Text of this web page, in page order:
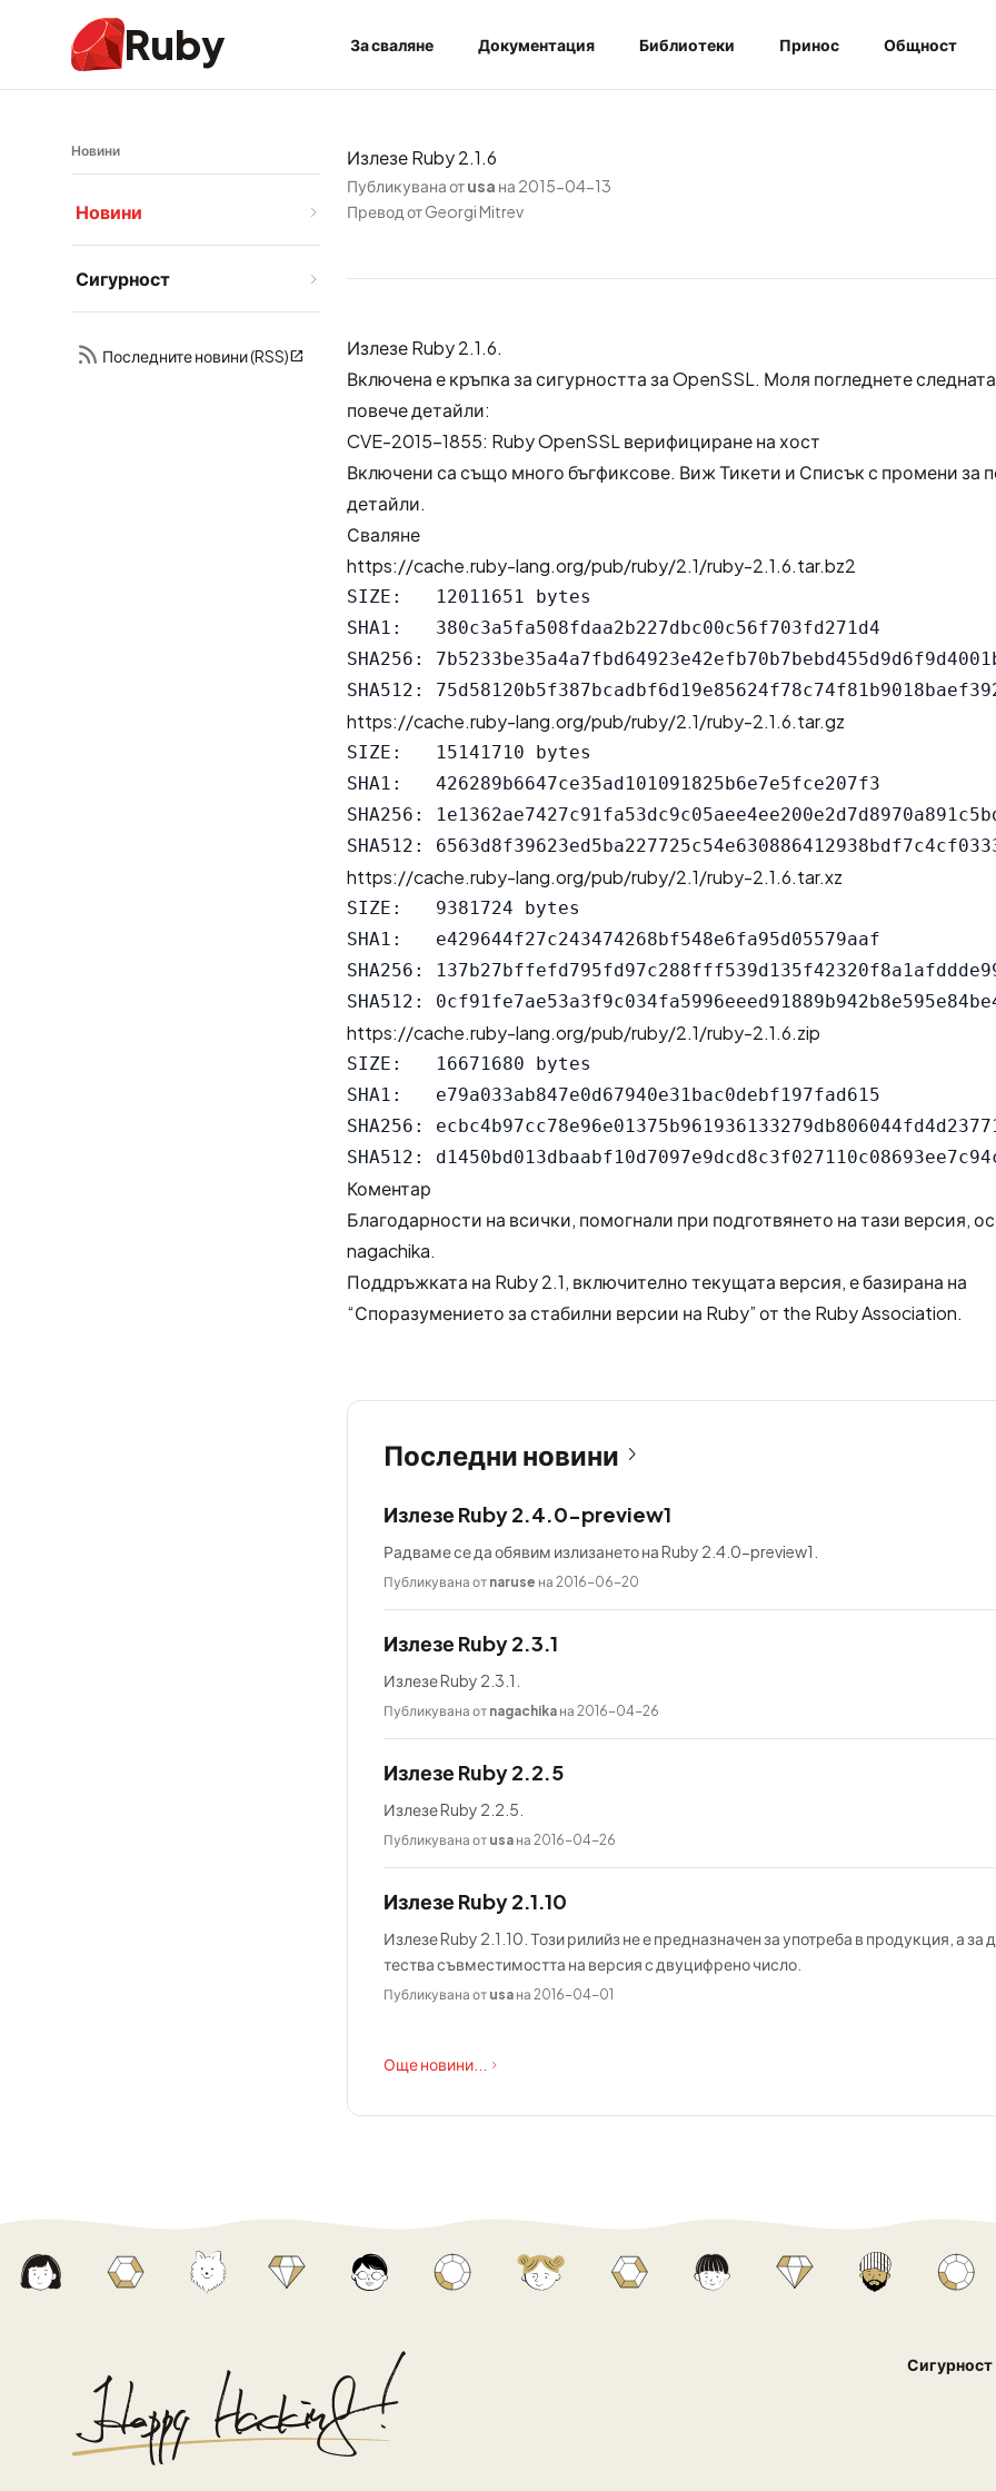
Ruby За сваляне Документация Библиотеки Принос Общност
Новини
Новини
Сигурност
Последните новини (RSS)
Излезе Ruby 2.1.6
Публикувана отusa на 2015-04-13
Превод от Georgi Mitrev
Излезе Ruby 2.1.6.
Включена е кръпка за сигурността за OpenSSL. Моля погледнете
повече детайли:
CVE-2015-1855: Ruby OpenSSL верифициране на хост
Включени са също много бъгфиксове. ВижТикети и Списък с промениза
детайли.
Сваляне
https://cache.ruby-lang.org/pub/ruby/2.1/ruby-2.1.6.tar.bz2
SIZE:   12011651 bytes
SHA1:   380c3a5fa508fdaa2b227dbc00c56f703fd271d4
SHA256:
https://cache.ruby-lang.org/pub/ruby/2.1/ruby-2.1.6.tar.gz
SIZE:   15141710 bytes
SHA1:   426289b6647ce35ad101091825b6e7e5fce207f3
SHA256:
https://cache.ruby-lang.org/pub/ruby/2.1/ruby-2.1.6.tar.xz
SIZE:   9381724 bytes
SHA1:   e429644f27c243474268bf548e6fa95d05579aaf
SHA256:
https://cache.ruby-lang.org/pub/ruby/2.1/ruby-2.1.6.zip
SIZE:   16671680 bytes
SHA1:   e79a033ab847e0d67940e31bac0debf197fad615
SHA256:
Коментар
Благодарности на всички, помогнали при подготвянето на тази версия,
nagachika.
Поддръжката на Ruby 2.1, включително текущата версия, е базирана на
“Споразумението за стабилни версии на Ruby” от the Ruby Association.
Последни новини
Излезе Ruby 2.4.0-preview1
Радваме се да обявим излизането на Ruby 2.4.0-preview1.
Публикувана от naruse на 2016-06-20
Излезе Ruby 2.3.1
Излезе Ruby 2.3.1.
Публикувана от nagachika на 2016-04-26
Излезе Ruby 2.2.5
Излезе Ruby 2.2.5.
Публикувана от usa на 2016-04-26
Излезе Ruby 2.1.10
Излезе Ruby 2.1.10. Този рилийз не е предназначен за употреба в продукция, а за
тества съвместимостта на версия с двуцифрено число.
Публикувана от usa на 2016-04-01
Още новини...
Сигурност